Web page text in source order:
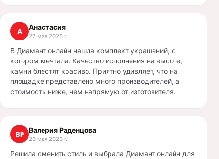
А Анастасия
27 мая 2026 г.
В Диамант онлайн нашла комплект украшений, о
котором мечтала. Качество исполнения на высоте,
камни блестят красиво. Приятно удивляет, что на
площадке представлено много производителей, а
стоимость ниже, чем напрямую от изготовителя.
ВР Валерия Раденцова
26 мая 2026 г.
Решила сменить стиль и выбрала Диамант онлайн для